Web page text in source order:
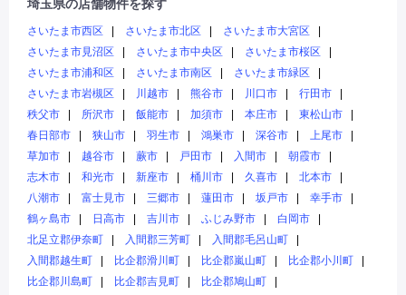
埼玉県の店舗物件を探す
さいたま市西区 さいたま市北区
さいたま市大宮区
さいたま市見沼区
さいたま市中央区
さいたま市桜区
さいたま市浦和区
さいたま市南区
さいたま市緑区
さいたま市岩槻区
川越市 熊谷市 川口市
行田市
秩父市
所沢市 飯能市 加須市 本庄市
東松山市
春日部市
狭山市 羽生市 鴻巣市 深谷市
上尾市
草加市
越谷市 蕨市 戸田市 入間市
朝霞市
志木市
和光市 新座市 桶川市 久喜市
北本市
八潮市
富士見市 三郷市 蓮田市 坂戸市
幸手市
鶴ヶ島市
日高市 吉川市 ふじみ野市
白岡市
北足立郡伊奈町
入間郡三芳町
入間郡毛呂山町
入間郡越生町
比企郡滑川町 比企郡嵐山町
比企郡小川町
比企郡川島町
比企郡吉見町
比企郡鳩山町